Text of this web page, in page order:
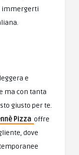
immergerti
e
ma con tanta
giusto per te.
Pizza offre
dove